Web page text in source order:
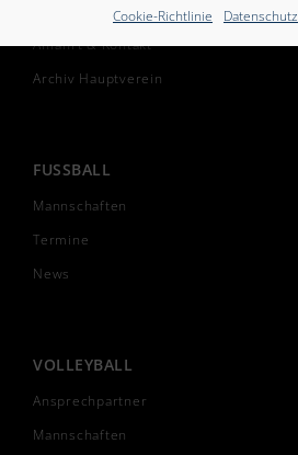
Cookie-Richtlinie Datenschutz
SGH informiert
Anfahrt & Kontakt
Archiv Hauptverein
FUSSBALL
Mannschaften
Termine
News
VOLLEYBALL
Ansprechpartner
Mannschaften